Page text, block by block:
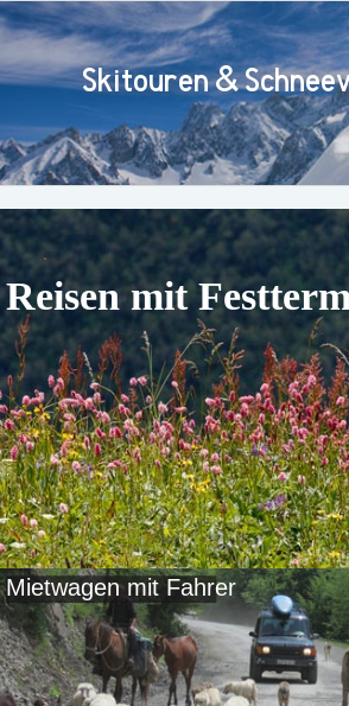
Skitouren &
Reisen mit
Mietwagen mit Fahrer